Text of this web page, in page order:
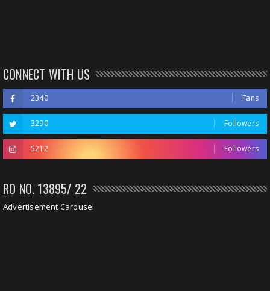
CONNECT WITH US
2340 Fans
3290 Followers
5212 Followers
RO NO. 13895/ 22
Advertisement Carousel